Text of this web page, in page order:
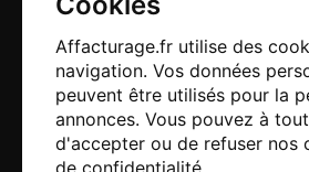
Affacturage.fr utilise des
navigation. Vos données
peuvent être utilisés pour la
annonces. Vous pouvez à
d'accepter ou de refuser nos
de confidentialité
Un site du groupe
mission est
entreprises dans la mise
solutions d'Affacturage